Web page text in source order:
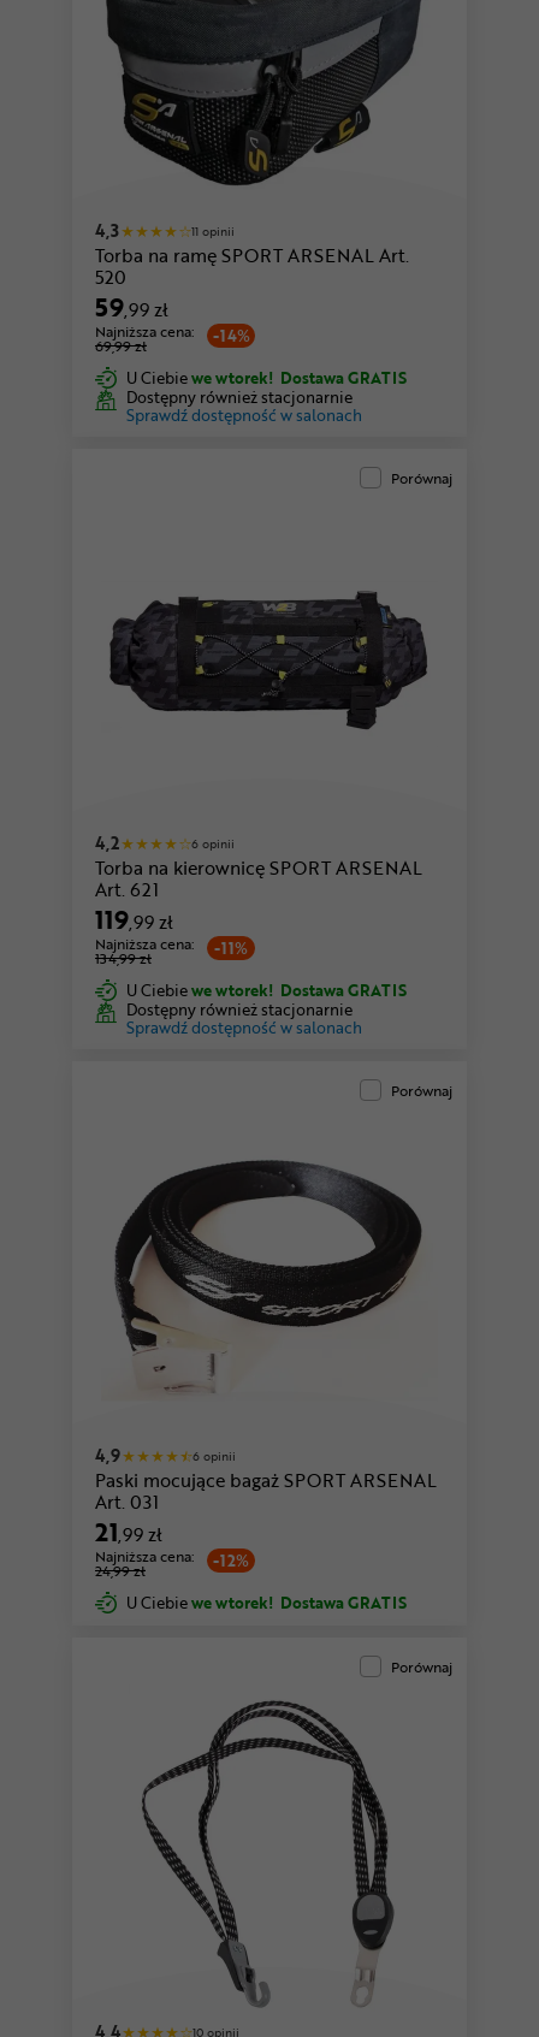
4,3 11 opinii
Torba na ramę SPORT ARSENAL Art.
520
59,99 zł
-14%
Najniższa cena:
69,99 zł
U Ciebiewe wtorek! Dostawa GRATIS
Dostępny również stacjonarnie
Sprawdź dostępność w salonach
Porównaj
4,2 6 opinii
Torba na kierownicę SPORT ARSENAL
Art. 621
119,99 zł
-11%
Najniższa cena:
134,99 zł
U Ciebiewe wtorek! Dostawa GRATIS
Dostępny również stacjonarnie
Sprawdź dostępność w salonach
Porównaj
4,9 6 opinii
Paski mocujące bagaż SPORT ARSENAL
Art. 031
21,99 zł
-12%
Najniższa cena:
24,99 zł
U Ciebiewe wtorek! Dostawa GRATIS
Porównaj
4,4 10 opinii